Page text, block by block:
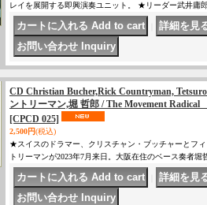
レイを展開する即興演奏ユニット。 ★リーダー武井庸郎
CD Christian Bucher,Rick Countryman,
ントリーマン,堀 哲郎 / The Movement
[CPCD 025]
2,500円(税込)
★スイスのドラマー、クリスチャン・ブッチャーとフ
トリーマンが2023年7月来日。大阪在住のベース奏者